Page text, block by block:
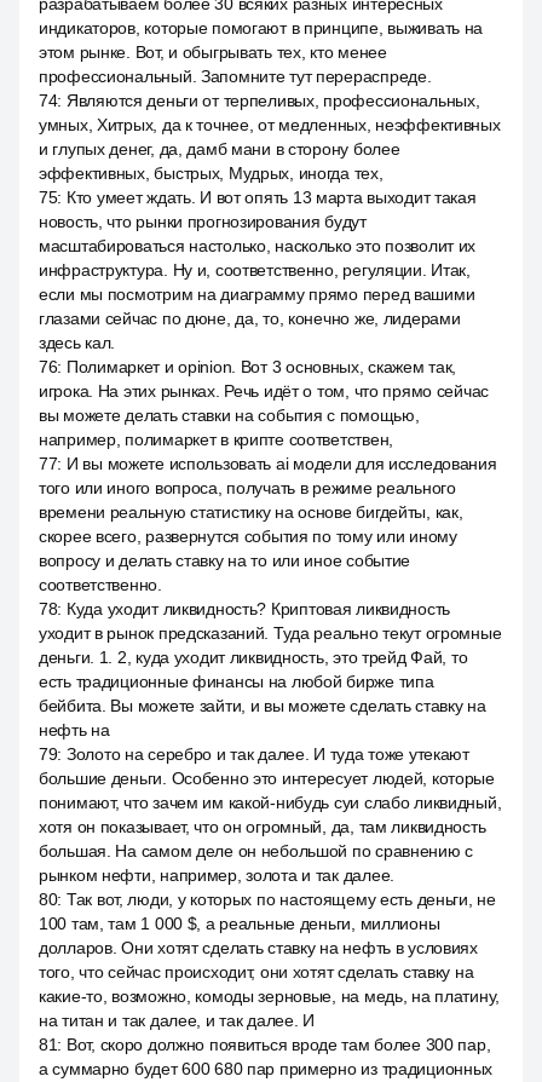
индикаторов, которые помогают в принципе, выживать на
этом рынке. Вот, и обыгрывать тех, кто менее
профессиональный. Запомните тут перераспреде.
74: Являются деньги от терпеливых, профессиональных,
умных, Хитрых, да к точнее, от медленных, неэффективных
и глупых денег, да, дамб мани в сторону более
эффективных, быстрых, Мудрых, иногда тех,
75: Кто умеет ждать. И вот опять 13 марта выходит такая
новость, что рынки прогнозирования будут
масштабироваться настолько, насколько это позволит их
инфраструктура. Ну и, соответственно, регуляции. Итак,
если мы посмотрим на диаграмму прямо перед вашими
глазами сейчас по дюне, да, то, конечно же, лидерами
здесь кал.
76: Полимаркет и opinion. Вот 3 основных, скажем так,
игрока. На этих рынках. Речь идёт о том, что прямо сейчас
вы можете делать ставки на события с помощью,
например, полимаркет в крипте соответствен,
77: И вы можете использовать ai модели для исследования
того или иного вопроса, получать в режиме реального
времени реальную статистику на основе бигдейты, как,
скорее всего, развернутся события по тому или иному
вопросу и делать ставку на то или иное событие
соответственно.
78: Куда уходит ликвидность? Криптовая ликвидность
уходит в рынок предсказаний. Туда реально текут огромные
деньги. 1. 2, куда уходит ликвидность, это трейд Фай, то
есть традиционные финансы на любой бирже типа
бейбита. Вы можете зайти, и вы можете сделать ставку на
нефть на
79: Золото на серебро и так далее. И туда тоже утекают
большие деньги. Особенно это интересует людей, которые
понимают, что зачем им какой-нибудь суи слабо ликвидный,
хотя он показывает, что он огромный, да, там ликвидность
большая. На самом деле он небольшой по сравнению с
рынком нефти, например, золота и так далее.
80: Так вот, люди, у которых по настоящему есть деньги, не
100 там, там 1 000 $, а реальные деньги, миллионы
долларов. Они хотят сделать ставку на нефть в условиях
того, что сейчас происходит, они хотят сделать ставку на
какие-то, возможно, комоды зерновые, на медь, на платину,
на титан и так далее, и так далее. И
81: Вот, скоро должно появиться вроде там более 300 пар,
а суммарно будет 600 680 пар примерно из традиционных